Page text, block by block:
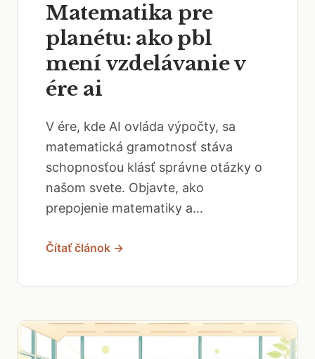
Matematika pre
planétu: ako pbl
mení vzdelávanie v
ére ai
V ére, kde AI ovláda výpočty, sa
matematická gramotnosť stáva
schopnosťou klásť správne otázky o
našom svete. Objavte, ako
prepojenie matematiky a...
Čítať článok →